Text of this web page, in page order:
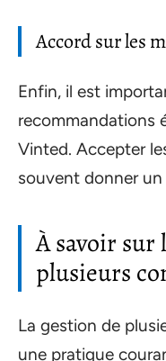
Accord sur les
Enfin, il est
recommandations
Vinted. Accepter
souvent donner
À savoir sur
plusieurs
La gestion de
une pratique